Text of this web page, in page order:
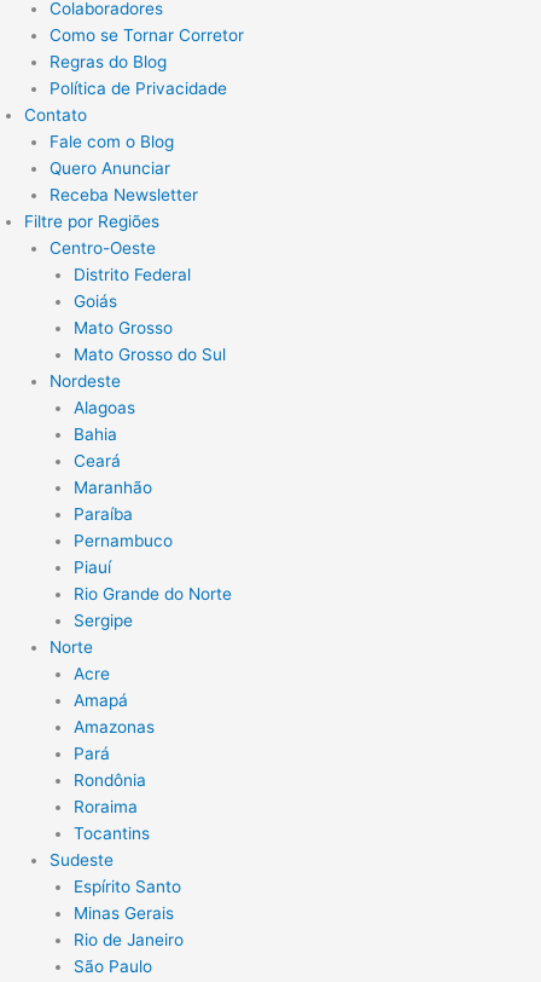
Colaboradores
Como se Tornar Corretor
Regras do Blog
Política de Privacidade
Contato
Fale com o Blog
Quero Anunciar
Receba Newsletter
Filtre por Regiões
Centro-Oeste
Distrito Federal
Goiás
Mato Grosso
Mato Grosso do Sul
Nordeste
Alagoas
Bahia
Ceará
Maranhão
Paraíba
Pernambuco
Piauí
Rio Grande do Norte
Sergipe
Norte
Acre
Amapá
Amazonas
Pará
Rondônia
Roraima
Tocantins
Sudeste
Espírito Santo
Minas Gerais
Rio de Janeiro
São Paulo